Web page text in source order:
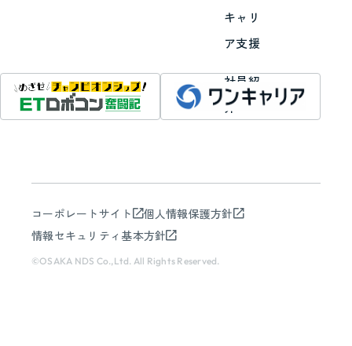
キャリ
ア支援
社員紹
介
コーポレートサイト
個人情報保護方針
情報セキュリティ基本方針
©OSAKA NDS Co.,Ltd. All Rights Reserved.